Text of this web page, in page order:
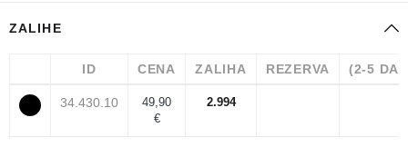
ZALIHE
ID CENA ZALIHA REZERVA (2-5
34.430.10
49,90
€
2.994